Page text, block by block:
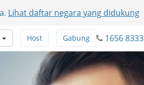
Lihat daftar negara yang didukung
1656 8333
Gabung
Host